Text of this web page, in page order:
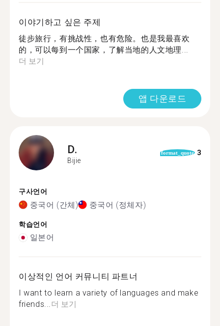
이야기하고 싶은 주제
徒步旅行，有挑战性，也有危险。也是我最喜欢
的，可以每到一个国家，了解当地的人文地理...
더 보기
앱 다운로드
D.
Bijie
format_quote 3
구사언어
중국어 (간체) 중국어 (정체자)
학습언어
일본어
이상적인 언어 커뮤니티 파트너
I want to learn a variety of languages ​​and make
friends...더 보기